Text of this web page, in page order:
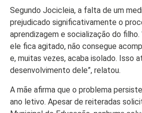
Blogs e
Colunas
Especiais
Gastronomia
TV Portal
Segundo Jocicleia, a falta de um
prejudicado significativamente o
aprendizagem e socialização do filho.
ele fica agitado, não consegue
e, muitas vezes, acaba isolado. Isso
desenvolvimento dele”, relatou.
A mãe afirma que o problema
ano letivo. Apesar de reiteradas